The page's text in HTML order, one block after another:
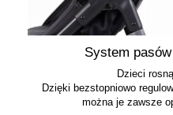
System
Dzieci
Dzięki bezstopniowo
można je zawsze